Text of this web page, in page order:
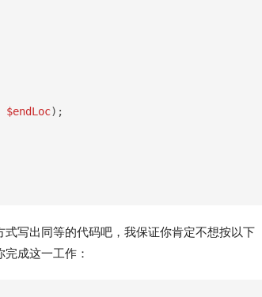
$endLoc);
写出同等的代码吧，我保证你肯定不想按以下
成这一工作：